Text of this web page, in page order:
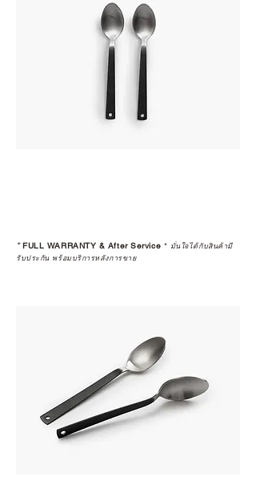
*FULL WARRANTY & After Service * มั่นใจได้กับสินค้ามี
รับประกัน พร้อมบริการหลังการขาย